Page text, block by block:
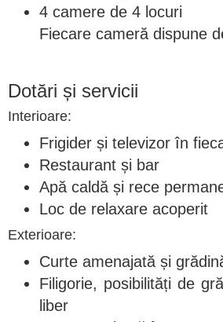
4 camere de 4 locuri
Fiecare cameră dispune
Dotări și servicii
Interioare:
Frigider și televizor în
Restaurant și bar
Apă caldă și rece
Loc de relaxare acoperit
Exterioare:
Curte amenajată și
Filigorie, posibilități de
liber